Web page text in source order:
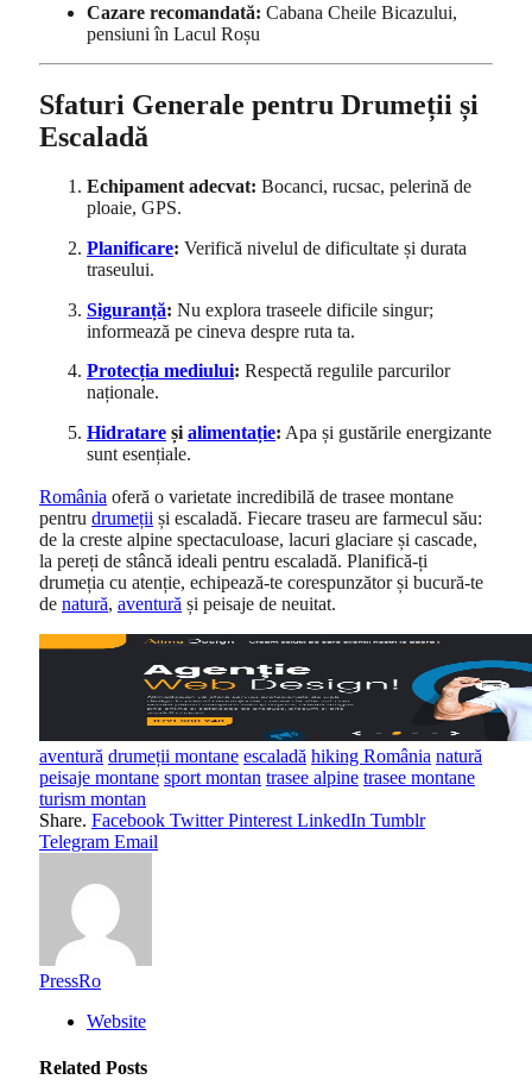
Cazare recomandată: Cabana Cheile Bicazului,
pensiuni în Lacul Roșu
Sfaturi Generale pentru Drumeții și
Escaladă
Echipament adecvat: Bocanci, rucsac, pelerină de
ploaie, GPS.
Planificare: Verifică nivelul de dificultate și durata
traseului.
Siguranță: Nu explora traseele dificile singur;
informează pe cineva despre ruta ta.
Protecția mediului: Respectă regulile parcurilor
naționale.
Hidratare și alimentație: Apa și gustările energizante
sunt esențiale.
România oferă o varietate incredibilă de trasee montane
pentru drumeții și escaladă. Fiecare traseu are farmecul său:
de la creste alpine spectaculoase, lacuri glaciare și cascade,
la pereți de stâncă ideali pentru escaladă. Planifică-ți
drumeția cu atenție, echipează-te corespunzător și bucură-te
de natură, aventură și peisaje de neuitat.
aventură drumeții montane escaladă hiking România natură
peisaje montane sport montan trasee alpine trasee montane
turism montan
Share. Facebook Twitter Pinterest LinkedIn Tumblr
Telegram Email
PressRo
Website
Related Posts